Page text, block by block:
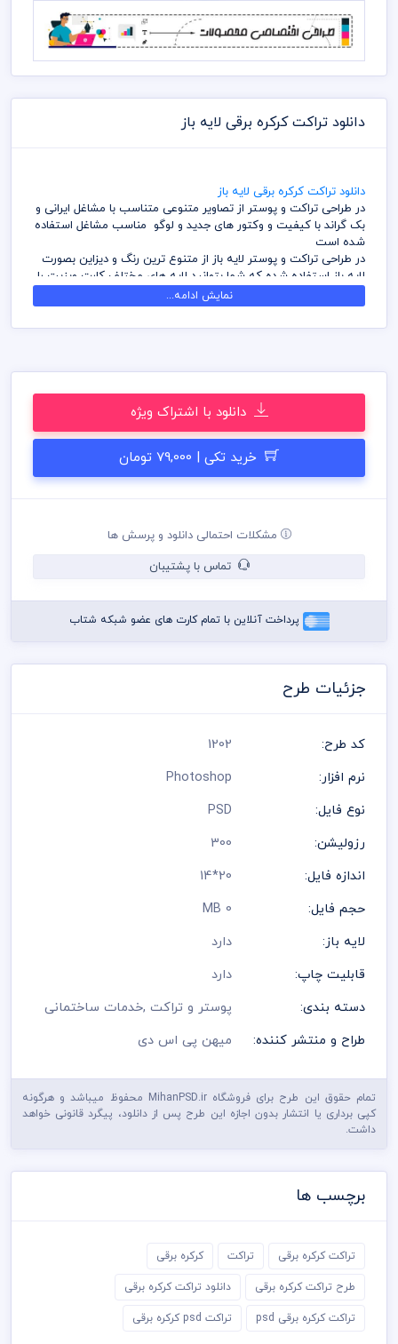
دانلود با اشتراک ویژه
خرید تکی | 79,000 تومان
مشکلات احتمالی دانلود و پرسش ها
تماس با پشتیبان
پرداخت آنلاین با تمام کارت های عضو شبکه شتاب
جزئیات طرح
کد طرح:
1202
نرم افزار:
Photoshop
نوع فایل:
PSD
رزولیشن:
300
اندازه فایل:
20*14
حجم فایل:
0 MB
لایه باز:
دارد
قابلیت چاپ:
دارد
دسته بندی:
پوستر و تراکت,خدمات ساختمانی
طراح و منتشر کننده:
میهن پی اس دی
تمام حقوق این طرح برای فروشگاه MihanPSD.ir محفوظ میباشد و هرگونه
کپی برداری یا انتشار بدون اجازه این طرح پس از دانلود، پیگرد قانونی خواهد
داشت.
برچسب ها
تراکت کرکره برقی تراکت کرکره برقی
طرح تراکت کرکره برقی دانلود تراکت کرکره برقی
تراکت کرکره برقی psd تراکت psd کرکره برقی
دانلود تراکت کرکره برقی لایه باز
دانلود تراکت کرکره برقی لایه باز
در طراحی تراکت و پوستر از تصاویر متنوعی متناسب با مشاغل ایرانی و
بک گراند با کیفیت و وکتور های جدید و لوگو مناسب مشاغل استفاده
شده است
در طراحی تراکت و پوستر لایه باز از متنوع ترین رنگ و دیزاین بصورت
لایه باز استفاده شده که شما بتوانید لایه های مختلف کارت ویزیت را
به سلیقه ویرایش و استفاده نمائید
کامل ترین آرشیو لایه باز تراکت و پوستر که می توانید با خیالی راحت
با تهیه بسته های اشتراک ویژه به هزاران طرح لایه باز دسترسی و
الزامی می باشد
کلیه طراحی های کارت ویزیت بصورت لایه باز و با فرمت فتوشاپ می
باشد که می توانید جهت ویرایش از نرم افزار فتوشاپ استفاده نمائید
شما می توانید چاپ کارت ویزیت های موجود در وب سایت میهن پی
اس دی را نزد چاپخانه مجموعه چاپ و در سراسر کشور دریافت نمائید
برای دانلود کارت ویزیت و طرح لایه باز به صورت به صرفه می توانید از
قیل از چاپ و استفاده کارت ویزیت رعایت مواردی نظیر غلط املایی،
کنترل پنتت رنگی . مد رنگی و کیفیت مناسب عکس و وکتور به عهده
شده است و مسئولیت استفاده از همان لوگو به عهده خریدار می
رعایت کلیه قوانین موجود در سایت به عهده خریدار می باشد
نمایش ادامه...